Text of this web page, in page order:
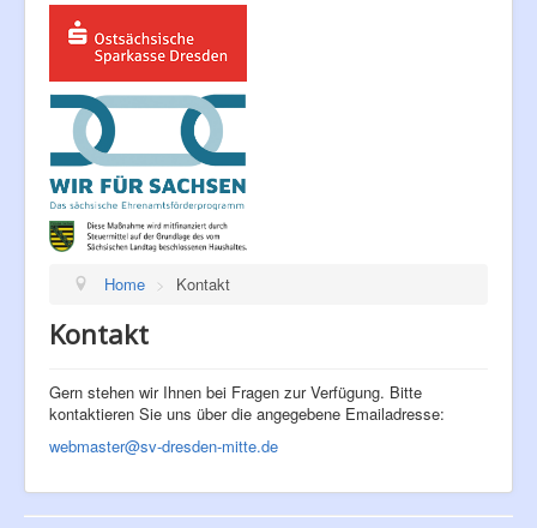
Home > Kontakt
Kontakt
Gern stehen wir Ihnen bei Fragen zur Verfügung. Bitte
kontaktieren Sie uns über die angegebene Emailadresse:
webmaster@sv-dresden-mitte.de